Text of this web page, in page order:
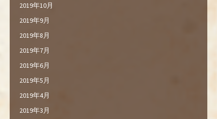
2019年10月
2019年9月
2019年8月
2019年7月
2019年6月
2019年5月
2019年4月
2019年3月